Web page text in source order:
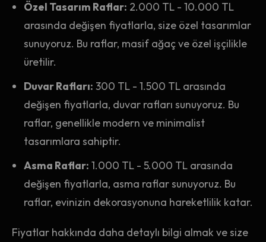
Özel Tasarım Raflar: 2.000 TL - 10.000 TL
arasında değişen fiyatlarla, size özel tasarımlar
sunuyoruz. Bu raflar, masif ağaç ve özel işçilikle
üretilir.
Duvar Rafları: 300 TL - 1.500 TL arasında
değişen fiyatlarla, duvar rafları sunuyoruz. Bu
raflar, genellikle modern ve minimalist
tasarımlara sahiptir.
Asma Raflar: 1.000 TL - 5.000 TL arasında
değişen fiyatlarla, asma raflar sunuyoruz. Bu
raflar, evinizin dekorasyonuna hareketlilik katar.
Fiyatlar hakkında daha detaylı bilgi almak ve size